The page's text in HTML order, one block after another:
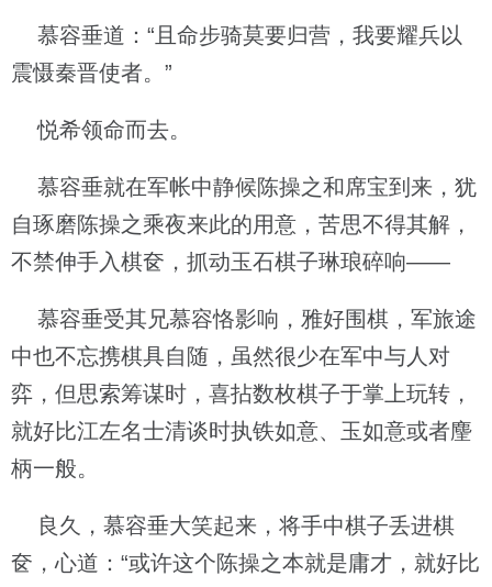
慕容垂道：“且命步骑莫要归营，我要耀兵以
震慑秦晋使者。”
悦希领命而去。
慕容垂就在军帐中静候陈操之和席宝到来，犹
自琢磨陈操之乘夜来此的用意，苦思不得其解，
不禁伸手入棋奁，抓动玉石棋子琳琅碎响——
慕容垂受其兄慕容恪影响，雅好围棋，军旅途
中也不忘携棋具自随，虽然很少在军中与人对
弈，但思索筹谋时，喜拈数枚棋子于掌上玩转，
就好比江左名士清谈时执铁如意、玉如意或者麈
柄一般。
良久，慕容垂大笑起来，将手中棋子丢进棋
奁，心道：“或许这个陈操之本就是庸才，就好比